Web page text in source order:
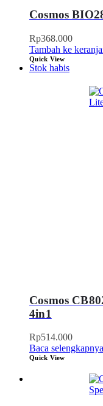
Cosmos
Rp368.000
Tambah ke
Quick View
Stok habis
Cosmos
4in1
Rp514.000
Baca selengkapnya
Quick View